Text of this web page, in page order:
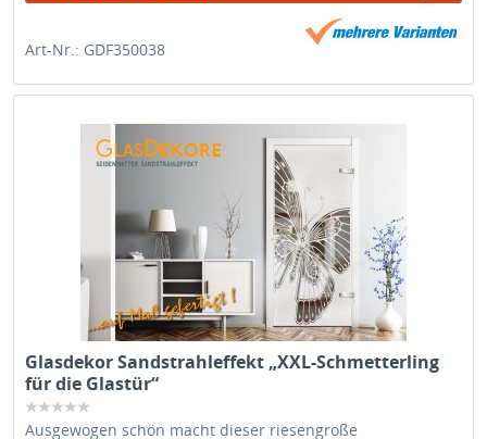
Art-Nr.: GDF350038
Glasdekor Sandstrahleffekt „XXL-Schmetterling
für die Glastür“
Ausgewogen schön macht dieser riesengroße